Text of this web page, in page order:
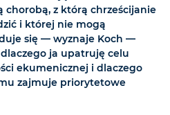
chorobą, z którą chrześcijanie
i której nie mogą
się — wyznaje Koch —
ja upatruję celu
ekumenicznej i dlaczego
zajmuje priorytetowe